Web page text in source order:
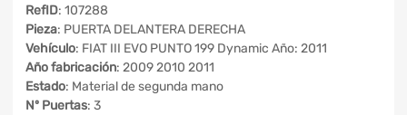
RefID: 107288
Pieza: PUERTA DELANTERA DERECHA
Vehículo: FIAT III EVO PUNTO 199 Dynamic Año: 2011
Año fabricación: 2009 2010 2011
Estado: Material de segunda mano
Nº Puertas: 3